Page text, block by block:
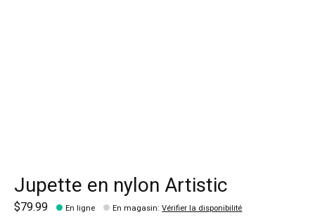
Jupette en nylon Artistic
$79.99 En ligne En magasin:Vérifier la disponibilité